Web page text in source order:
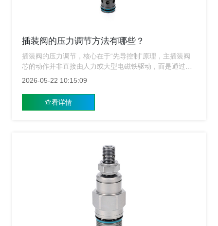
插装阀的压力调节方法有哪些？
插装阀的压力调节，核心在于“先导控制”原理，主插装阀
芯的动作并非直接由人力或大型电磁铁驱动，而是通过一
个微小的先导阀（如电磁阀、比例阀或手动阀）来控制，
力，来打破阀芯的受力平衡，当上腔压力降低时，主阀芯
在底部油压作用下开启；反之则关闭，通过精确调节这个
高，上海涌镇插装阀生产厂家下面从各方面介绍。
2026-05-22 10:15:09
查看详情